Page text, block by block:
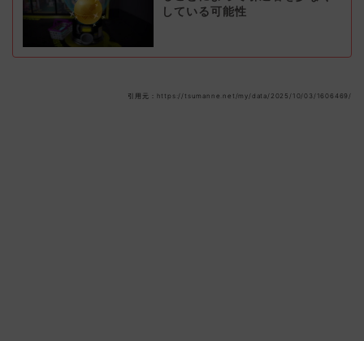
している可能性
引用元：https://tsumanne.net/my/data/2025/10/03/1606469/